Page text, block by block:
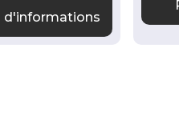
d'informations